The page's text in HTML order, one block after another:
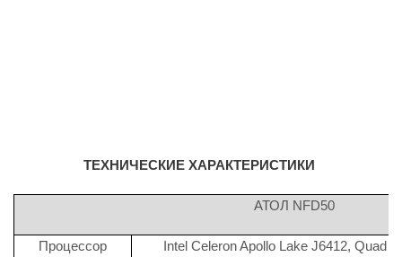
ТЕХНИЧЕСКИЕ ХАРАКТЕРИСТИКИ
АТОЛ NFD50
Процессор Intel Celeron Apollo Lake J6412, Quad